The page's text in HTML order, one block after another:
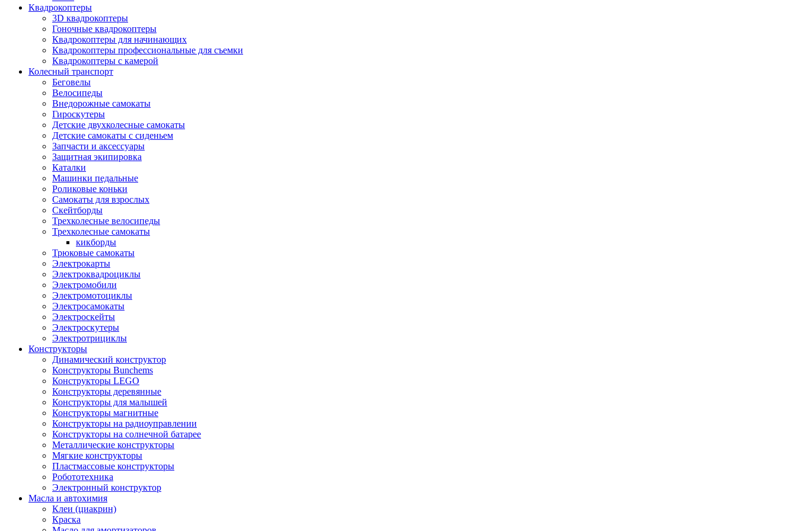
Квадрокоптеры
3D квадрокоптеры
Гоночные квадрокоптеры
Квадрокоптеры для начинающих
Квадрокоптеры профессиональные для съемки
Квадрокоптеры с камерой
Колесный транспорт
Беговелы
Велосипеды
Внедорожные самокаты
Гироскутеры
Детские двухколесные самокаты
Детские самокаты с сиденьем
Запчасти и аксессуары
Защитная экипировка
Каталки
Машинки педальные
Роликовые коньки
Самокаты для взрослых
Скейтборды
Трехколесные велосипеды
Трехколесные самокаты
кикборды
Трюковые самокаты
Электрокарты
Электроквадроциклы
Электромобили
Электромотоциклы
Электросамокаты
Электроскейты
Электроскутеры
Электротрициклы
Конструкторы
Динамический конструктор
Конструкторы Bunchems
Конструкторы LEGO
Конструкторы деревянные
Конструкторы для малышей
Конструкторы магнитные
Конструкторы на радиоуправлении
Конструкторы на солнечной батарее
Металлические конструкторы
Мягкие конструкторы
Пластмассовые конструкторы
Робототехника
Электронный конструктор
Масла и автохимия
Клеи (циакрин)
Краска